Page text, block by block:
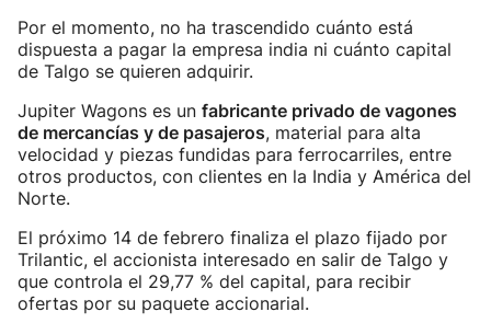
Por el momento, no ha trascendido cuánto está
dispuesta a pagar la empresa india ni cuánto capital
de Talgo se quieren adquirir.
Jupiter Wagons es un fabricante privado de vagones
de mercancías y de pasajeros, material para alta
velocidad y piezas fundidas para ferrocarriles, entre
otros productos, con clientes en la India y América del
Norte.
El próximo 14 de febrero finaliza el plazo fijado por
Trilantic, el accionista interesado en salir de Talgo y
que controla el 29,77 % del capital, para recibir
ofertas por su paquete accionarial.